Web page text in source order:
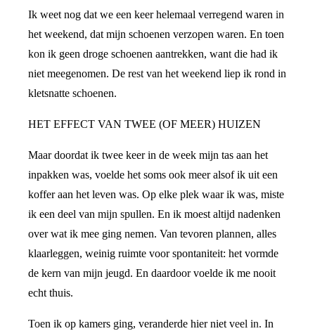
Ik weet nog dat we een keer helemaal verregend waren in
het weekend, dat mijn schoenen verzopen waren. En toen
kon ik geen droge schoenen aantrekken, want die had ik
niet meegenomen. De rest van het weekend liep ik rond in
kletsnatte schoenen.
HET EFFECT VAN TWEE (OF MEER) HUIZEN
Maar doordat ik twee keer in de week mijn tas aan het
inpakken was, voelde het soms ook meer alsof ik uit een
koffer aan het leven was. Op elke plek waar ik was, miste
ik een deel van mijn spullen. En ik moest altijd nadenken
over wat ik mee ging nemen. Van tevoren plannen, alles
klaarleggen, weinig ruimte voor spontaniteit: het vormde
de kern van mijn jeugd. En daardoor voelde ik me nooit
echt thuis.
Toen ik op kamers ging, veranderde hier niet veel in. In